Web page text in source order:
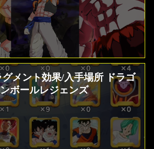
ンボールレジェンズ